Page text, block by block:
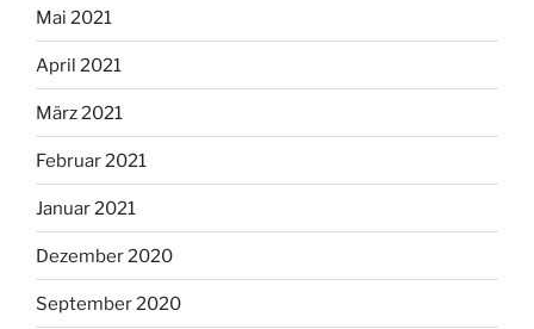
Mai 2021
April 2021
März 2021
Februar 2021
Januar 2021
Dezember 2020
September 2020